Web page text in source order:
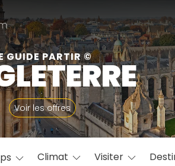
GUIDE PARTIR ©
Voir les offres
Climat Visiter